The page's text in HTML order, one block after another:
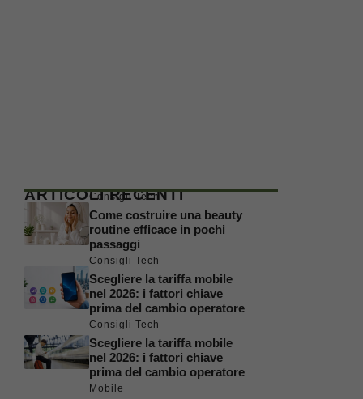
ARTICOLI RECENTI
Consigli Tech
Come costruire una beauty
routine efficace in pochi
passaggi
Consigli Tech
Scegliere la tariffa mobile
nel 2026: i fattori chiave
prima del cambio operatore
Consigli Tech
Scegliere la tariffa mobile
nel 2026: i fattori chiave
prima del cambio operatore
Mobile